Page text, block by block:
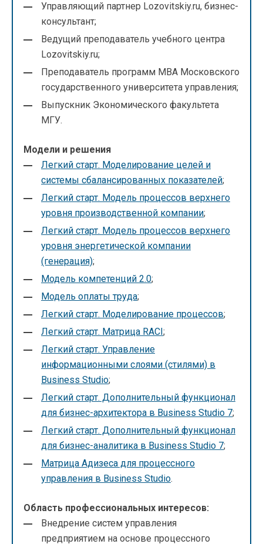
Управляющий партнер Lozovitskiy.ru, бизнес-
консультант;
Ведущий преподаватель учебного центра
Lozovitskiy.ru;
Преподаватель программ МВА Московского
государственного университета управления;
Выпускник Экономического факультета
МГУ.
Модели и решения
Легкий старт. Моделирование целей и
системы сбалансированных показателей;
Легкий старт. Модель процессов верхнего
уровня производственной компании;
Легкий старт. Модель процессов верхнего
уровня энергетической компании
(генерация);
Модель компетенций 2.0;
Модель оплаты труда;
Легкий старт. Моделирование процессов;
Легкий старт. Матрица RACI;
Легкий старт. Управление
информационными слоями (стилями) в
Business Studio;
Легкий старт. Дополнительный функционал
для бизнес-архитектора в Business Studio 7;
Легкий старт. Дополнительный функционал
для бизнес-аналитика в Business Studio 7;
Матрица Адизеса для процессного
управления в Business Studio.
Область профессиональных интересов:
Внедрение систем управления
предприятием на основе процессного